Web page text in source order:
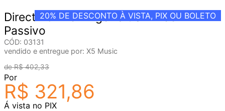
20% DE DESCONTO À VISTA, PIX OU BOLETO
Direct Box Behringer Ultra Di400P
Passivo
CÓD: 03131
vendido e entregue por: X5 Music
R$ 402,33
Por
R$ 321,86
Á vista no PIX